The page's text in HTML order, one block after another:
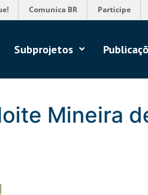
Comunica BR Participe
Subprojetos
Mineira